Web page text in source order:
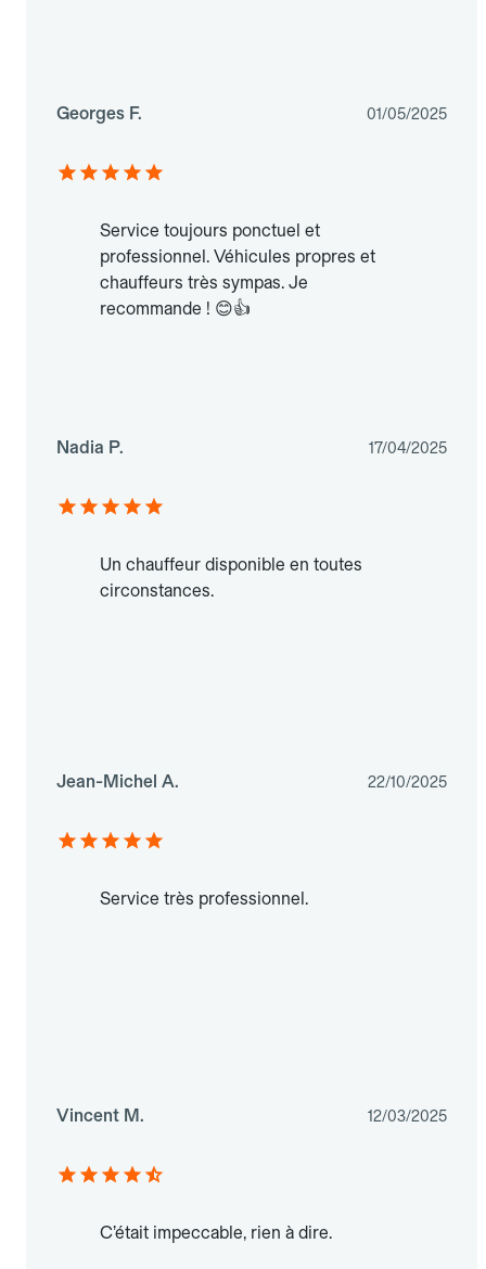
Georges F. 01/05/2025
Service toujours ponctuel et
professionnel. Véhicules propres et
chauffeurs très sympas. Je
recommande ! 😊👍
Nadia P. 17/04/2025
Un chauffeur disponible en toutes
circonstances.
Jean-Michel A. 22/10/2025
Service très professionnel.
Vincent M. 12/03/2025
C’était impeccable, rien à dire.